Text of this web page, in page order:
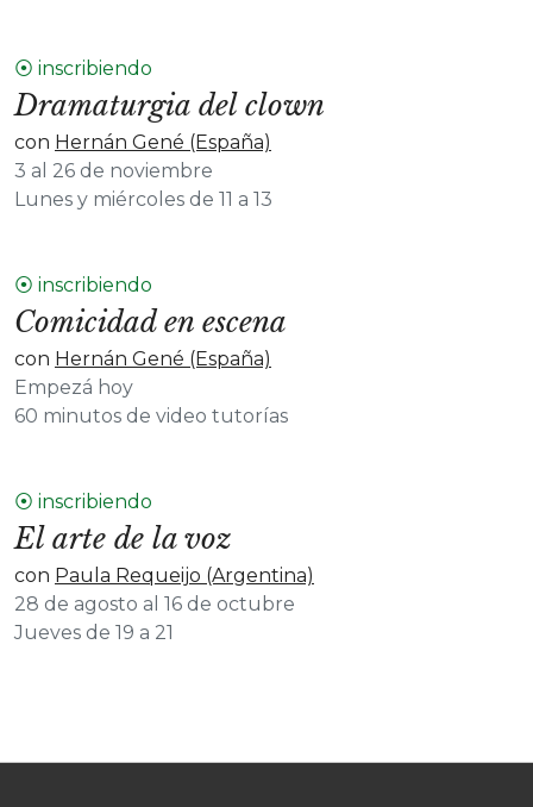
⦿ inscribiendo
Dramaturgia del clown
con Hernán Gené (España)
3 al 26 de noviembre
Lunes y miércoles de 11 a 13
⦿ inscribiendo
Comicidad en escena
con Hernán Gené (España)
Empezá hoy
60 minutos de video tutorías
⦿ inscribiendo
El arte de la voz
con Paula Requeijo (Argentina)
28 de agosto al 16 de octubre
Jueves de 19 a 21